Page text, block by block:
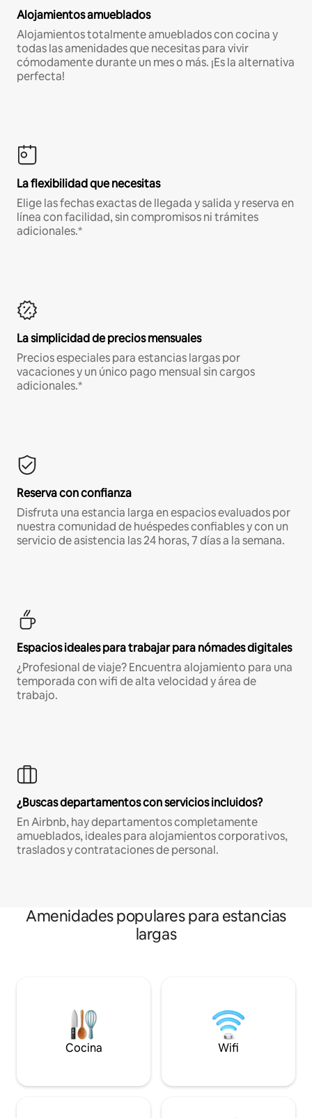
Alojamientos amueblados
Alojamientos totalmente amueblados con cocina y
todas las amenidades que necesitas para vivir
cómodamente durante un mes o más. ¡Es la alternativa
perfecta!
La flexibilidad que necesitas
Elige las fechas exactas de llegada y salida y reserva en
línea con facilidad, sin compromisos ni trámites
adicionales.*
La simplicidad de precios mensuales
Precios especiales para estancias largas por
vacaciones y un único pago mensual sin cargos
adicionales.*
Reserva con confianza
Disfruta una estancia larga en espacios evaluados por
nuestra comunidad de huéspedes confiables y con un
servicio de asistencia las 24 horas, 7 días a la semana.
Espacios ideales para trabajar para nómades digitales
¿Profesional de viaje? Encuentra alojamiento para una
temporada con wifi de alta velocidad y área de
trabajo.
¿Buscas departamentos con servicios incluidos?
En Airbnb, hay departamentos completamente
amueblados, ideales para alojamientos corporativos,
traslados y contrataciones de personal.
Amenidades populares para estancias
largas
Cocina Wifi